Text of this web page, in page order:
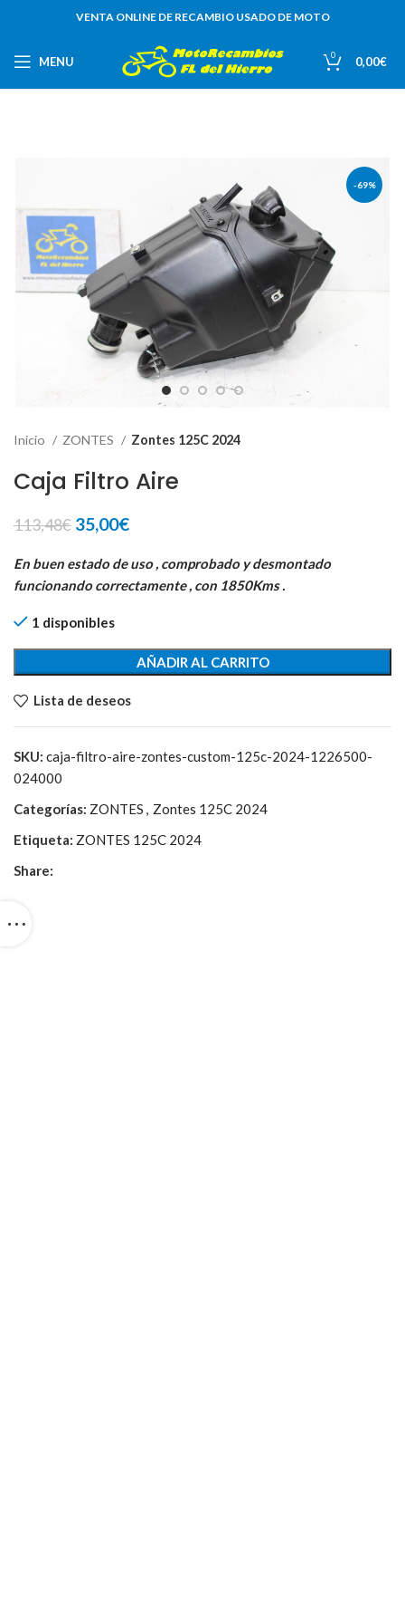
VENTA ONLINE DE RECAMBIO USADO DE MOTO
MENU 0 0,00€
-69%
Inicio ZONTES Zontes 125C 2024
Caja Filtro Aire
113,48€ El
original
era:
35,00€El
actual
es:
En buen estado de uso , comprobado y desmontado
funcionando correctamente , con 1850Kms .
1 disponibles
AÑADIR AL CARRITO
Lista de deseos
SKU: caja-filtro-aire-zontes-custom-125c-2024-1226500-
024000
Categorías: ZONTES , Zontes 125C 2024
Etiqueta: ZONTES 125C 2024
Share: